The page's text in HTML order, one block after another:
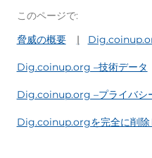
このページで:
脅威の概要
Dig.coinup.org –技術データ
Dig.coinup.org –プライバシ
Dig.coinup.orgを完全に削除